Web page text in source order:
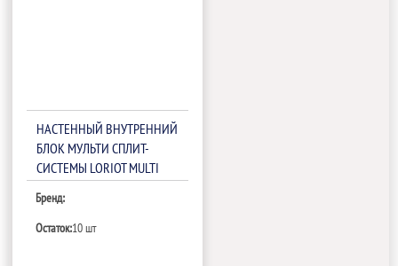
НАСТЕННЫЙ ВНУТРЕННИЙ
БЛОК МУЛЬТИ СПЛИТ-
СИСТЕМЫ LORIOT MULTI
Бренд:
Остаток:10 шт